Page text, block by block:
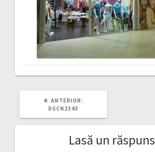
ANTERIOR:
DSCN2343
Lasă un răspuns